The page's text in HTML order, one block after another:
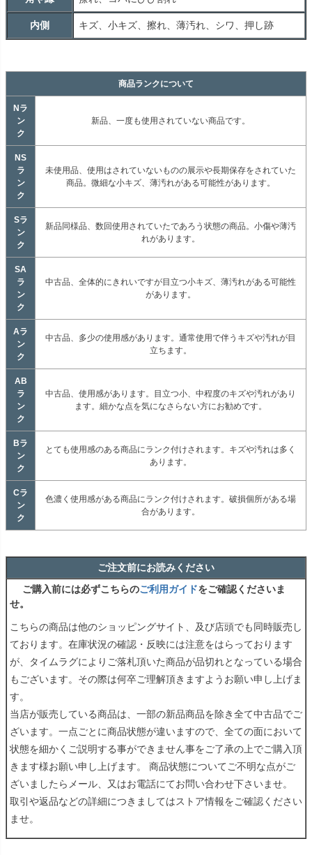
内側 キズ、小キズ、擦れ、薄汚れ、シワ、押し跡
商品ランクについて
Nラ
ン
ク
新品、一度も使用されていない商品です。
NS
ラ
ン
ク
未使用品、使用はされていないものの展示や長期保存をされていた
商品。微細な小キズ、薄汚れがある可能性があります。
Sラ
ン
ク
新品同様品、数回使用されていたであろう状態の商品。小傷や薄汚
れがあります。
SA
ラ
ン
ク
中古品、全体的にきれいですが目立つ小キズ、薄汚れがある可能性
があります。
Aラ
ン
ク
中古品、多少の使用感があります。通常使用で伴うキズや汚れが目
立ちます。
AB
ラ
ン
ク
中古品、使用感があります。目立つ小、中程度のキズや汚れがあり
ます。細かな点を気になさらない方にお勧めです。
Bラ
ン
ク
とても使用感のある商品にランク付けされます。キズや汚れは多く
あります。
Cラ
ン
ク
色濃く使用感がある商品にランク付けされます。破損個所がある場
合があります。
ご注文前にお読みください
ご購入前には必ずこちらのご利用ガイドをご確認くださいま
せ。
こちらの商品は他のショッピングサイト、及び店頭でも同時販売し
ております。在庫状況の確認・反映には注意をはらっております
が、タイムラグによりご落札頂いた商品が品切れとなっている場合
もございます。その際は何卒ご理解頂きますようお願い申し上げま
す。
当店が販売している商品は、一部の新品商品を除き全て中古品でご
ざいます。一点ごとに商品状態が違いますので、全ての面において
状態を細かくご説明する事ができません事をご了承の上でご購入頂
きます様お願い申し上げます。 商品状態についてご不明な点がご
ざいましたらメール、又はお電話にてお問い合わせ下さいませ。
取引や返品などの詳細につきましてはストア情報をご確認ください
ませ。